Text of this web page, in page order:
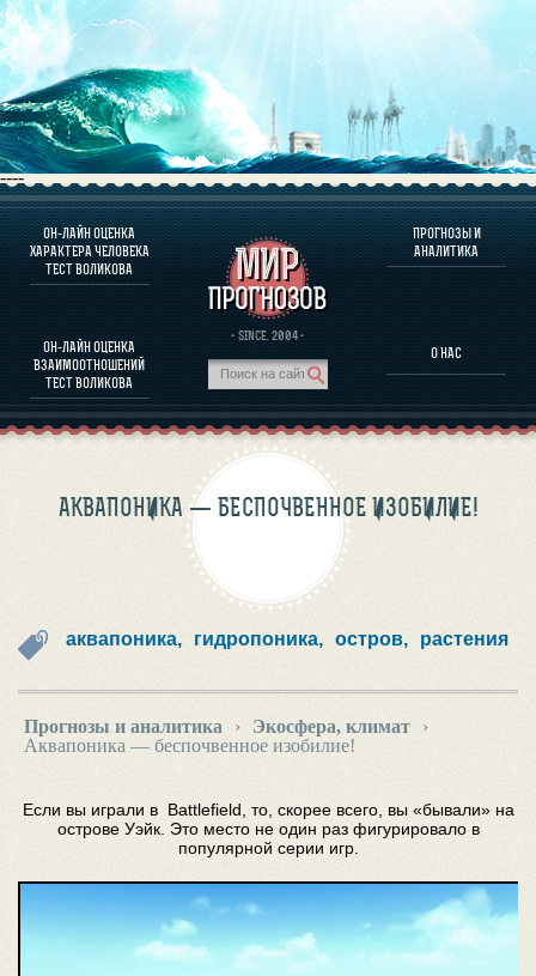
----
ОН-ЛАЙН ОЦЕНКА
ХАРАКТЕРА ЧЕЛОВЕКА
ТЕСТ ВОЛИКОВА
ОН-ЛАЙН ОЦЕНКА
ВЗАИМООТНОШЕНИЙ
ТЕСТ ВОЛИКОВА
· SINCE. 2004 ·
ПРОГНОЗЫ И
АНАЛИТИКА
О НАС
О ПРОГРАММЕ
ОЦЕНКА ХАРАКТЕРA ЧЕЛОВЕКА
ОЦЕНКА ХАРАКТЕРА ВЫДАЮЩИХСЯ ЛИЧНОСТЕЙ
О ПРОГРАММЕ
ПРОГНОЗЫ И АНАЛИТИКА
АКВАПОНИКА — БЕСПОЧВЕННОЕ ИЗОБИЛИЕ!
аквапоника, гидропоника, остров, растения
Прогнозы и аналитика › Экосфера, климат
›
Аквапоника — беспочвенное изобилие!
Если вы играли в Battlefield, то, скорее всего, вы «бывали» на
острове Уэйк. Это место не один раз фигурировало в
популярной серии игр.